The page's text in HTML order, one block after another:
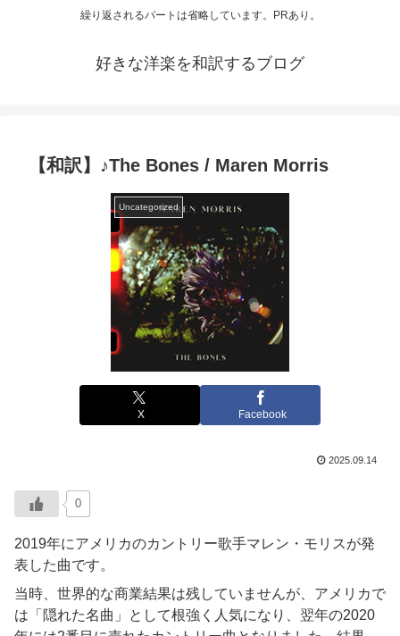
繰り返されるパートは省略しています。PRあり。
好きな洋楽を和訳するブログ
【和訳】♪The Bones / Maren Morris
Uncategorized
X Facebook
2025.09.14
0
2019年にアメリカのカントリー歌手マレン・モリスが発
表した曲です。
当時、世界的な商業結果は残していませんが、アメリカで
は「隠れた名曲」として根強く人気になり、翌年の2020